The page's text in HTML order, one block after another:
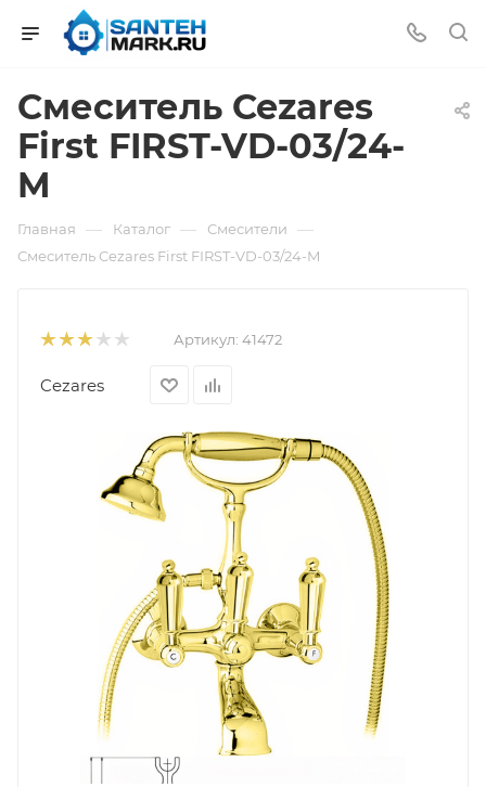
Смеситель Cezares
First FIRST-VD-03/24-
M
Главная — Каталог — Смесители —
Смеситель Cezares First FIRST-VD-03/24-M
Артикул: 41472
Cezares